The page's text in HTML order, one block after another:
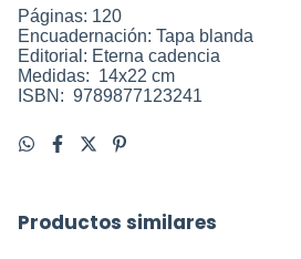
Páginas: 120
Encuadernación: Tapa blanda
Editorial: Eterna cadencia
Medidas: 14x22 cm
ISBN: 9789877123241
Productos similares